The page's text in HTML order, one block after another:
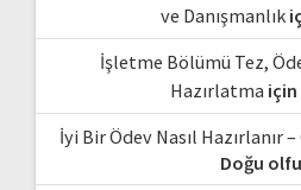
ve Danışmanlık
İşletme Bölümü Tez,
Hazırlatma için
İyi Bir Ödev Nasıl Hazırlanır
Doğu